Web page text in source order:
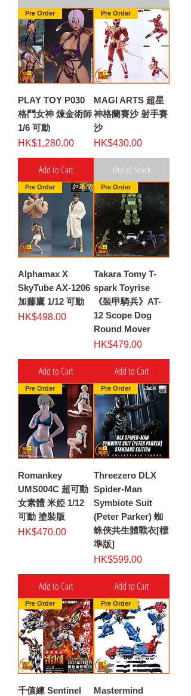
Pre Order
PLAY TOY P030
格鬥女神 煉金術師
1/6 可動
Price
HK$1,280.00
Add to Cart
Pre Order
MAGI ARTS 超星
神格蘭賽沙 射手賽
沙
Price
HK$430.00
Out of Stock
Pre Order
Alphamax X
SkyTube AX-1206
加藤鷹 1/12 可動
Price
HK$498.00
Add to Cart
Pre Order
Takara Tomy T-
spark Toyrise
《裝甲騎兵》AT-
12 Scope Dog
Round Mover
Price
HK$479.00
Add to Cart
Pre Order
Romankey
UMS004C 超可動
女素體 米婭 1/12
可動 塗裝版
Price
HK$470.00
Add to Cart
Pre Order
Threezero DLX
Spider-Man
Symbiote Suit
(Peter Parker) 蜘
蛛俠共生體戰衣[標
準版]
Price
HK$599.00
Add to Cart
Pre Order
千值練 Sentinel
Pre Order
Mastermind